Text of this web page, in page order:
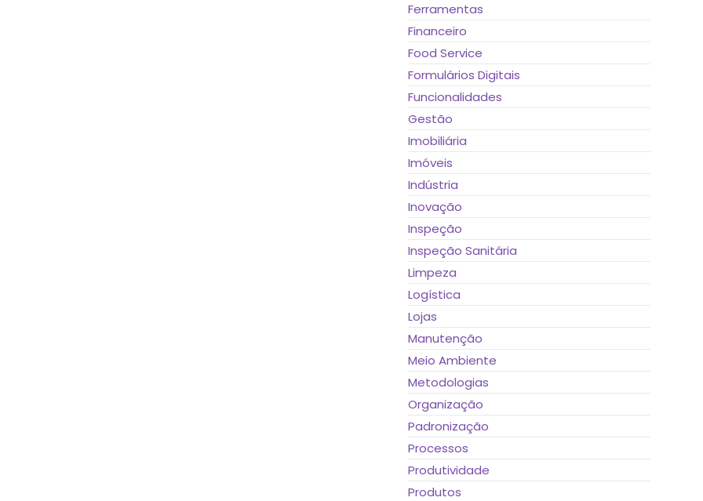
Ferramentas
Financeiro
Food Service
Formulários Digitais
Funcionalidades
Gestão
Imobiliária
Imóveis
Indústria
Inovação
Inspeção
Inspeção Sanitária
Limpeza
Logística
Lojas
Manutenção
Meio Ambiente
Metodologias
Organização
Padronização
Processos
Produtividade
Produtos